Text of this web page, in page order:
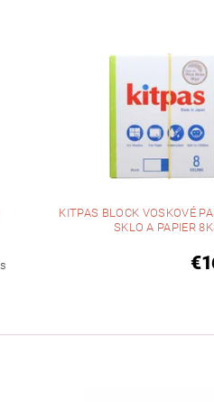
KITPAS BLOCK VOSKOVÉ
SKLO A PAPIER